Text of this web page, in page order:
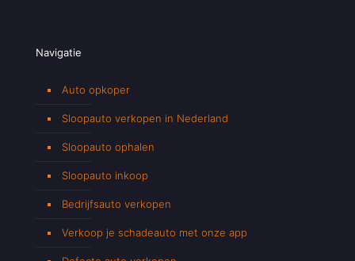
Navigatie
Auto opkoper
Sloopauto verkopen in Nederland
Sloopauto ophalen
Sloopauto inkoop
Bedrijfsauto verkopen
Verkoop je schadeauto met onze app